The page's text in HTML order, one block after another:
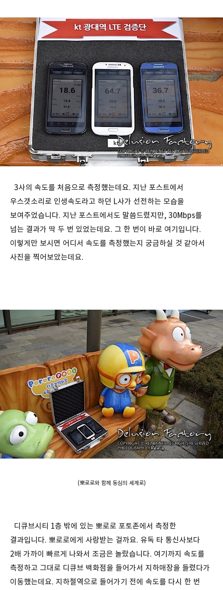
3사의 속도를 처음으로 측정했는데요. 지난 포스트에서
우스갯소리로 인생속도라고 하던 L사가 선전하는 모습을
보여주었습니다. 지난 포스트에서도 말씀드렸지만, 30Mbps를
넘는 결과가 딱 두 번 있었는데요. 그 한 번이 바로 여기입니다.
이렇게만 보시면 어디서 속도를 측정했는지 궁금하실 것 같아서
사진을 찍어보았는데요.
(뽀로로와 함께 동심의 세계로)
디큐브시티 1층 밖에 있는 뽀로로 포토존에서 측정한
결과입니다. 뽀로로에게 사랑받는 걸까요. 유독 타 통신사보다
2배 가까이 빠르게 나와서 조금은 놀랐습니다. 여기까지 속도를
측정하고 그대로 디큐브 백화점을 들어가서 지하매장을 들렸다가
이동했는데요. 지하철역으로 들어가기 전에 속도를 다시 한 번